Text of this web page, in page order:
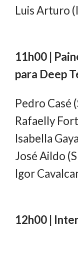
Luis Arturo
11h00 |
para Deep
Pedro Casé
Rafaelly
Isabella
José Aildo
Igor
12h00 |